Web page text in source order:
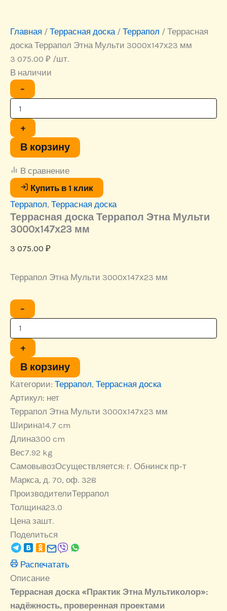
Главная / Террасная доска/ Террапол / Террасная
доска Террапол Этна Мульти 3000х147х23 мм
3 075.00 ₽ /шт.
В наличии
−
Количество
товара
Террапол
Этна
Мульти
3000х147х23
+
В корзину
В сравнение
Купить в 1 клик
Террапол, Террасная доска
Террасная доска Террапол Этна Мульти
3000х147х23 мм
3 075.00 ₽
Террапол Этна Мульти 3000х147х23 мм
−
Количество
товара
Террапол
Этна
Мульти
3000х147х23
мм
+
В корзину
Категории: Террапол, Террасная доска
Артикул: нет
Террапол Этна Мульти 3000х147х23 мм
Ширина14.7 cm
Длина300 cm
Вес7.92 kg
СамовывозОсуществляется: г. Обнинск пр-т
Маркса, д. 70, оф. 328
ПроизводителиТеррапол
Толщина23.0
Цена зашт.
Поделиться
Распечатать
Описание
Террасная доска «Практик Этна Мультиколор»:
надёжность, проверенная проектами